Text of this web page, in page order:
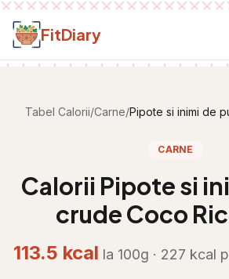
Salt la conținut
FitDiary
Tabel Calorii/Carne/Pipote si inimi de
CARNE
Calorii Pipote si
crude Coco
113.5 kcal la 100g · 227 kcal